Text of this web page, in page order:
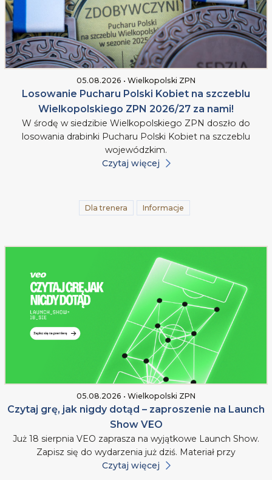
05.08.2026 • Wielkopolski ZPN
Losowanie Pucharu Polski Kobiet na szczeblu
Wielkopolskiego ZPN 2026/27 za nami!
W środę w siedzibie Wielkopolskiego ZPN doszło do
losowania drabinki Pucharu Polski Kobiet na szczeblu
wojewódzkim.
Czytaj więcej
Dla trenera Informacje
05.08.2026 • Wielkopolski ZPN
Czytaj grę, jak nigdy dotąd – zaproszenie na Launch
Show VEO
Już 18 sierpnia VEO zaprasza na wyjątkowe Launch Show.
Zapisz się do wydarzenia już dziś. Materiał przy
Czytaj więcej